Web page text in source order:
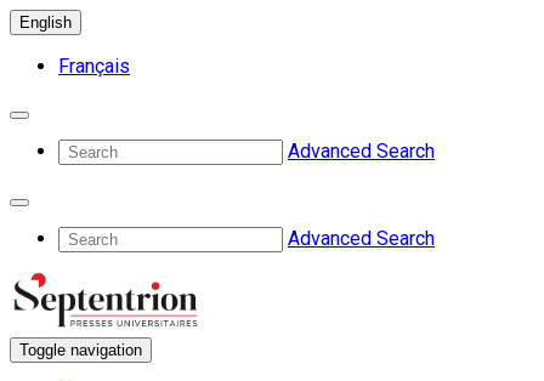
English
Français
Advanced Search
Advanced Search
Toggle navigation